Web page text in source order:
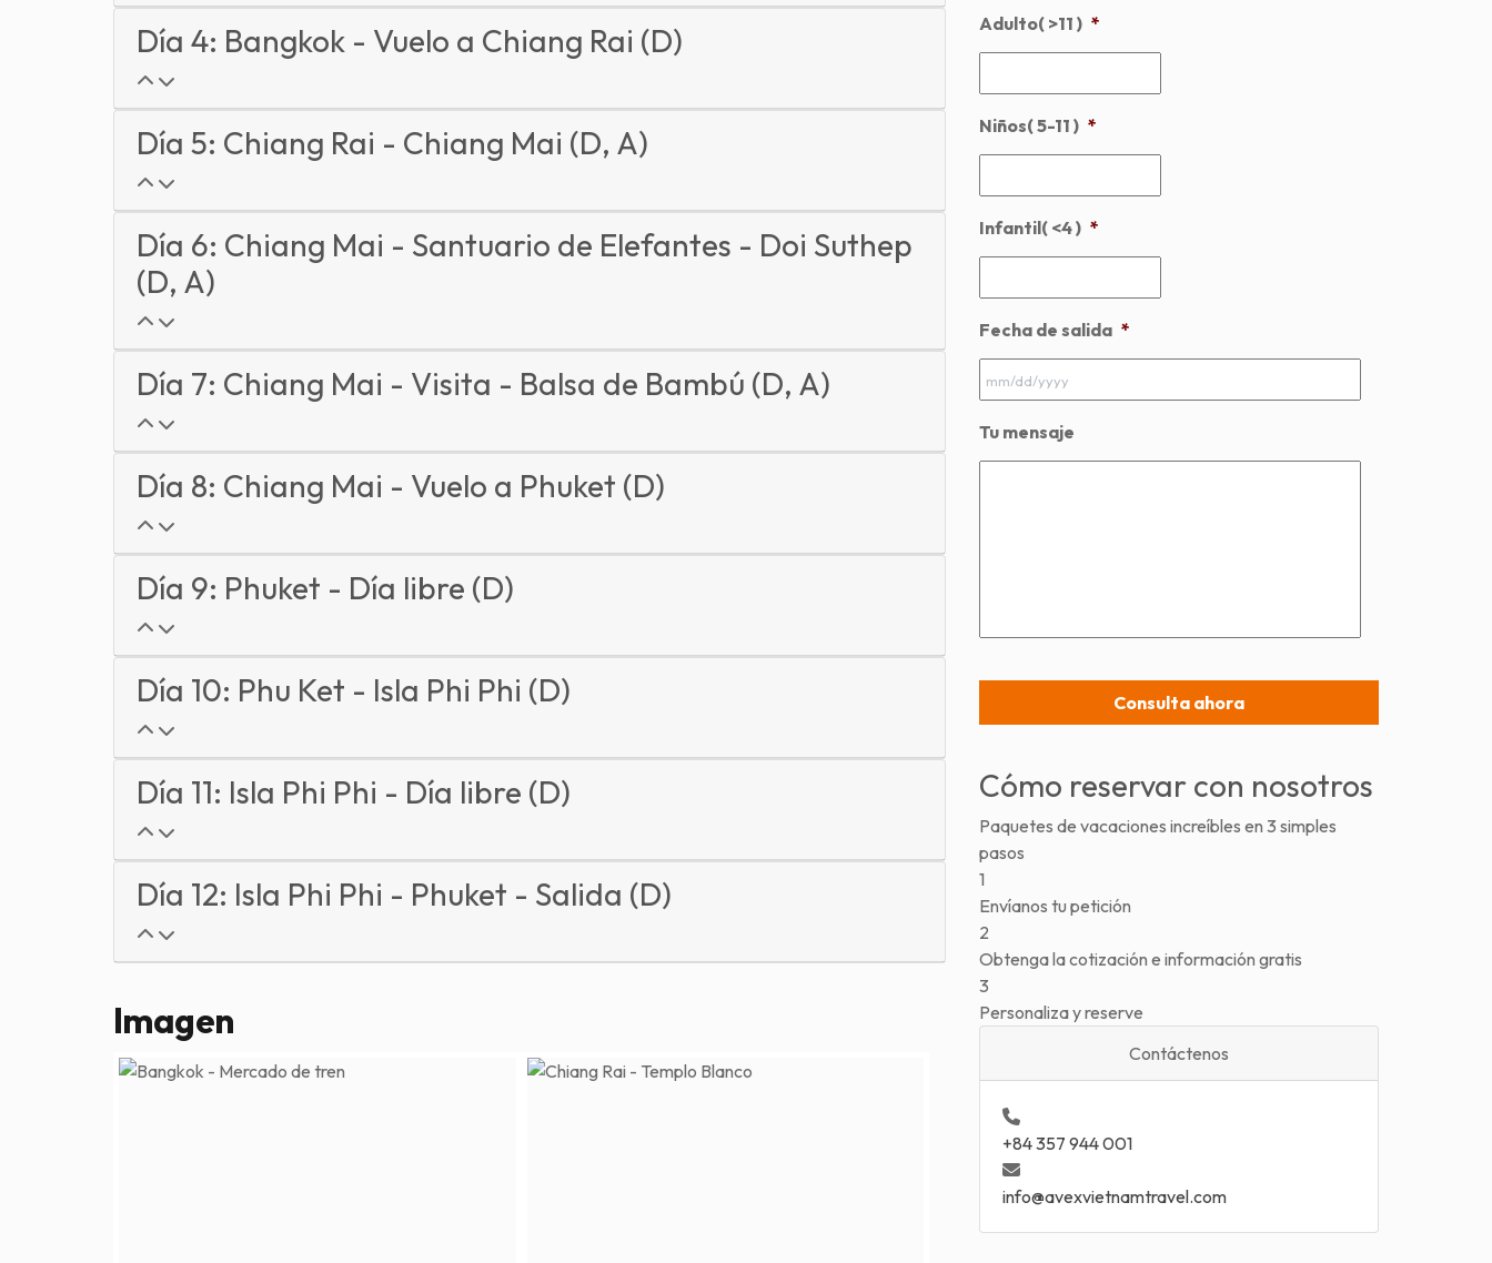
Día 4: Bangkok - Vuelo a Chiang Rai (D)
Día 5: Chiang Rai - Chiang Mai (D, A)
Día 6: Chiang Mai - Santuario de Elefantes - Doi Suthep
(D, A)
Día 7: Chiang Mai - Visita - Balsa de Bambú (D, A)
Día 8: Chiang Mai - Vuelo a Phuket (D)
Día 9: Phuket - Día libre (D)
Día 10: Phu Ket - Isla Phi Phi (D)
Día 11: Isla Phi Phi - Día libre (D)
Día 12: Isla Phi Phi - Phuket - Salida (D)
Imagen
Adulto( >11 ) *
Niños( 5-11 ) *
Infantil( <4 ) *
Fecha de salida *
slash
Tu mensaje
Cómo reservar con nosotros
Paquetes de vacaciones increíbles en 3 simples
pasos
1
Envíanos tu petición
2
Obtenga la cotización e información gratis
3
Personaliza y reserve
Contáctenos
+84 357 944 001
info@avexvietnamtravel.com